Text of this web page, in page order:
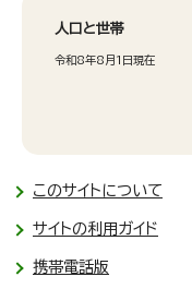
人口と世帯
令和8年8月1日現在
このサイトについて
サイトの利用ガイド
携帯電話版